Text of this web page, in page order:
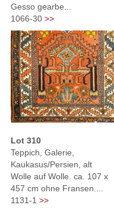
Gesso gearbe...
1066-30 >>
Lot 310
Teppich, Galerie,
Kaukasus/Persien, alt
Wolle auf Wolle. ca. 107 x
457 cm ohne Fransen....
1131-1 >>